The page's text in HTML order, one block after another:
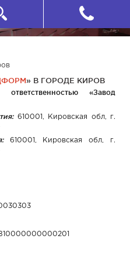
» В ГОРОДЕ КИРОВ
«Завод
610001, Кировская обл, г.
610001, Кировская обл, г.